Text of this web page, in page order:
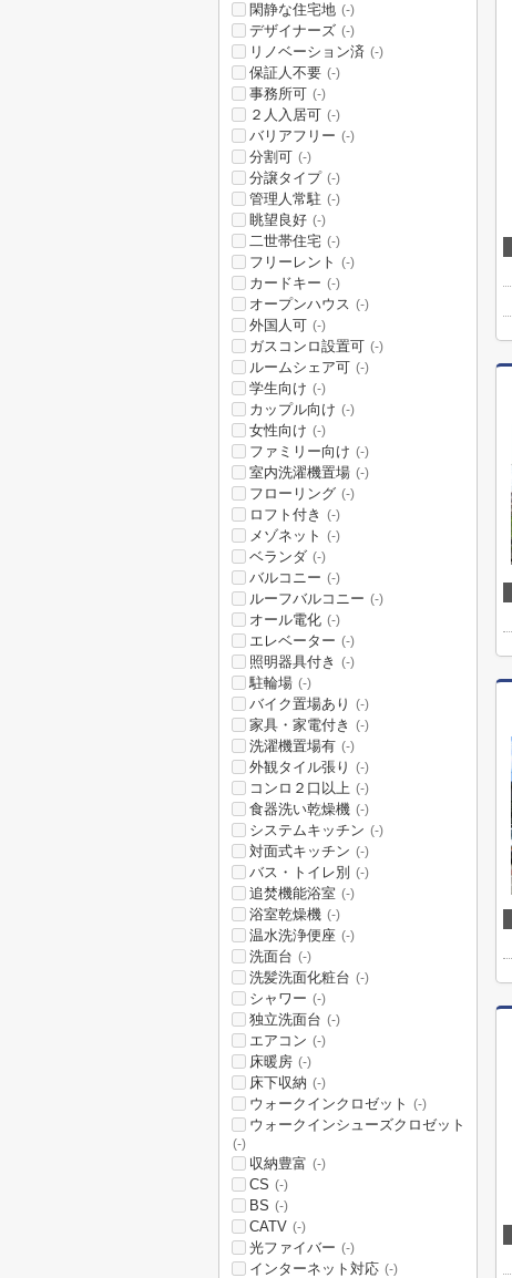
閑静な住宅地 (-)
デザイナーズ (-)
リノベーション済 (-)
保証人不要 (-)
事務所可 (-)
２人入居可 (-)
バリアフリー (-)
分割可 (-)
分譲タイプ (-)
管理人常駐 (-)
眺望良好 (-)
二世帯住宅 (-)
フリーレント (-)
カードキー (-)
オープンハウス (-)
外国人可 (-)
ガスコンロ設置可 (-)
ルームシェア可 (-)
学生向け (-)
カップル向け (-)
女性向け (-)
ファミリー向け (-)
室内洗濯機置場 (-)
フローリング (-)
ロフト付き (-)
メゾネット (-)
ベランダ (-)
バルコニー (-)
ルーフバルコニー (-)
オール電化 (-)
エレベーター (-)
照明器具付き (-)
駐輪場 (-)
バイク置場あり (-)
家具・家電付き (-)
洗濯機置場有 (-)
外観タイル張り (-)
コンロ２口以上 (-)
食器洗い乾燥機 (-)
システムキッチン (-)
対面式キッチン (-)
バス・トイレ別 (-)
追焚機能浴室 (-)
浴室乾燥機 (-)
温水洗浄便座 (-)
洗面台 (-)
洗髪洗面化粧台 (-)
シャワー (-)
独立洗面台 (-)
エアコン (-)
床暖房 (-)
床下収納 (-)
ウォークインクロゼット (-)
ウォークインシューズクロゼット
(-)
収納豊富 (-)
CS (-)
BS (-)
CATV (-)
光ファイバー (-)
インターネット対応 (-)